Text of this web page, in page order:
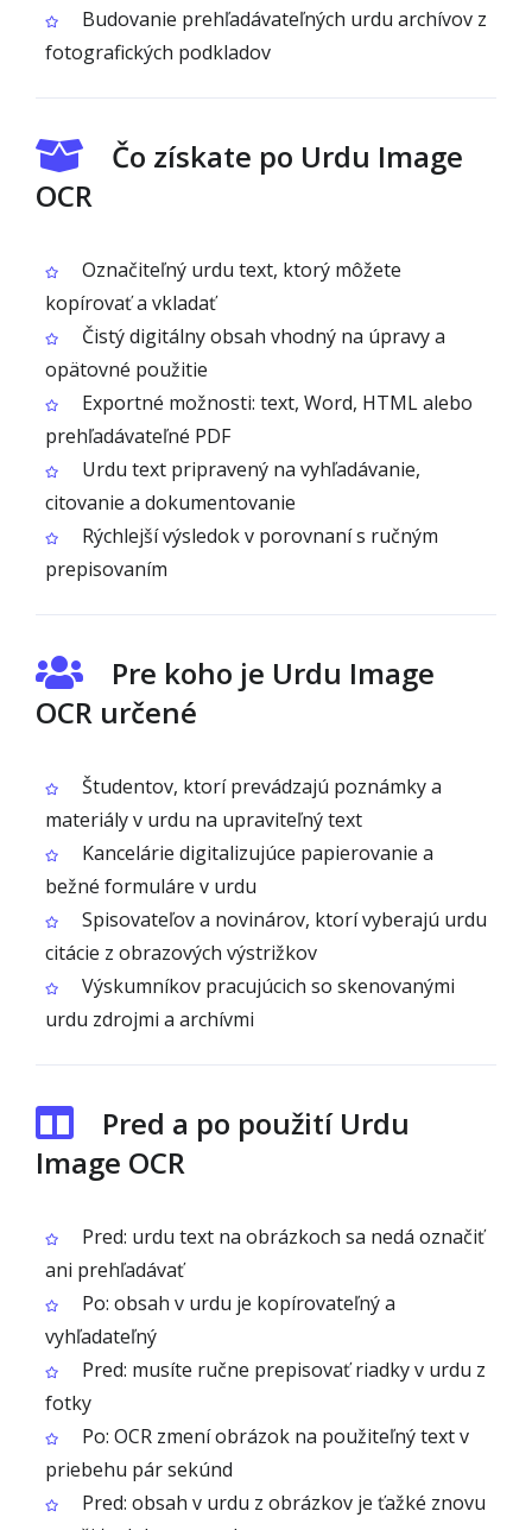
Budovanie prehľadávateľných urdu archívov z
fotografických podkladov
Čo získate po Urdu Image
OCR
Označiteľný urdu text, ktorý môžete
kopírovať a vkladať
Čistý digitálny obsah vhodný na úpravy a
opätovné použitie
Exportné možnosti: text, Word, HTML alebo
prehľadávateľné PDF
Urdu text pripravený na vyhľadávanie,
citovanie a dokumentovanie
Rýchlejší výsledok v porovnaní s ručným
prepisovaním
Pre koho je Urdu Image
OCR určené
Študentov, ktorí prevádzajú poznámky a
materiály v urdu na upraviteľný text
Kancelárie digitalizujúce papierovanie a
bežné formuláre v urdu
Spisovateľov a novinárov, ktorí vyberajú urdu
citácie z obrazových výstrižkov
Výskumníkov pracujúcich so skenovanými
urdu zdrojmi a archívmi
Pred a po použití Urdu
Image OCR
Pred: urdu text na obrázkoch sa nedá označiť
ani prehľadávať
Po: obsah v urdu je kopírovateľný a
vyhľadateľný
Pred: musíte ručne prepisovať riadky v urdu z
fotky
Po: OCR zmení obrázok na použiteľný text v
priebehu pár sekúnd
Pred: obsah v urdu z obrázkov je ťažké znovu